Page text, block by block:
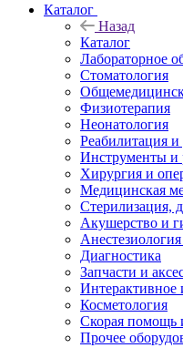
Каталог
Назад
Каталог
Лабораторное
Стоматология
Физиотерапия
Неонатология
Реабилитация и
Инструменты и
Хирургия и
Медицинская
Стерилизация,
Акушерство и
Диагностика
Запчасти и
Интерактивное
Косметология
Скорая
Прочее